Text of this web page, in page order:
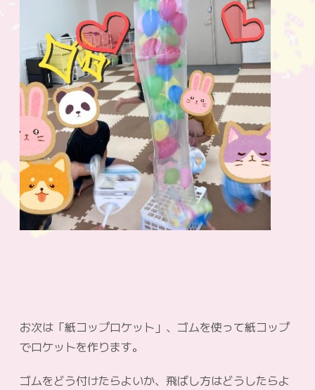
お次は「紙コップロケット」、ゴムを使って紙コップ
でロケットを作ります。
ゴムをどう付けたらよいか、飛ばし方はどうしたらよ